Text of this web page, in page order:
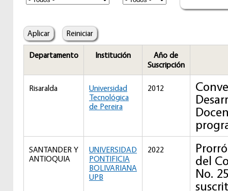
Departamento Institución
Año de
Suscripción
Risaralda
Universidad
Tecnológica
de Pereira
2012
SANTANDER Y
ANTIOQUIA
UNIVERSIDAD
PONTIFICIA
BOLIVARIANA
UPB
2022
del
No.